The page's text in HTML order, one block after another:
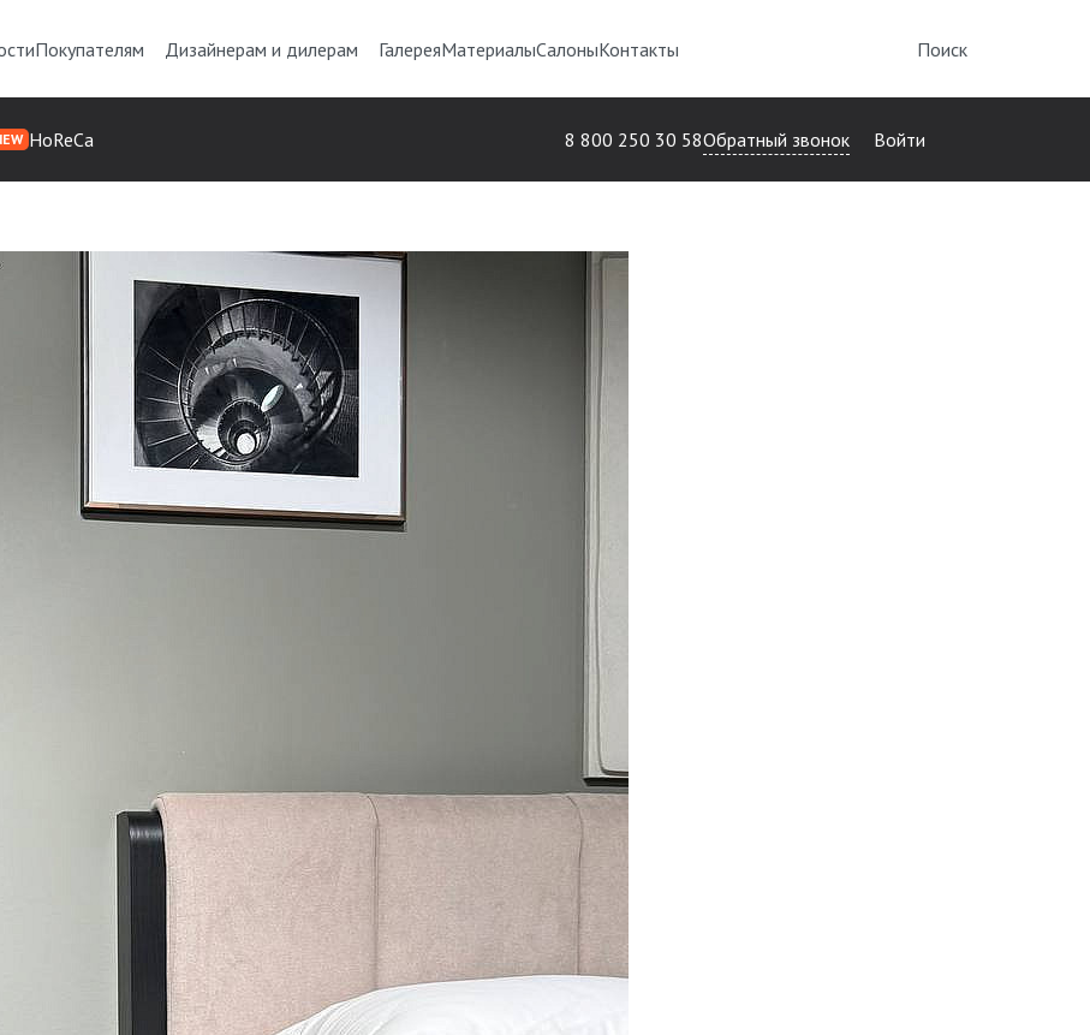
Покупателям Дизайнерам и дилерам ГалереяМатериалыСалоныКонтакты Поиск
HoReCa 8 800 250 30 58Обратный звонок Войти